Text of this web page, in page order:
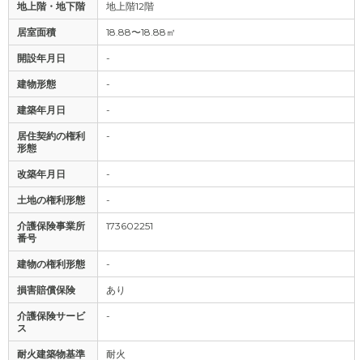
地上階・地下階 地上階12階
居室面積 18.88〜18.88㎡
開設年月日 -
建物形態 -
建築年月日 -
居住契約の権利
形態
-
改築年月日 -
土地の権利形態 -
介護保険事業所
番号
173602251
建物の権利形態 -
損害賠償保険 あり
介護保険サービ
ス
-
耐火建築物基準 耐火